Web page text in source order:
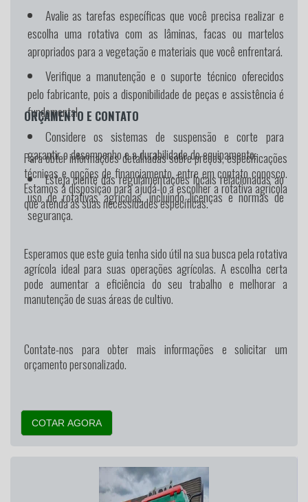
Avalie as tarefas específicas que você precisa realizar e
escolha uma rotativa com as lâminas, facas ou martelos
apropriados para a vegetação e materiais que você enfrentará.
Verifique a manutenção e o suporte técnico oferecidos
pelo fabricante, pois a disponibilidade de peças e assistência é
fundamental.
Considere os sistemas de suspensão e corte para
garantir o desempenho e a durabilidade do equipamento.
Esteja ciente das regulamentações locais relacionadas ao
uso de rotativas agrícolas, incluindo licenças e normas de
segurança.
ORÇAMENTO E CONTATO
Para obter informações detalhadas sobre preços, especificações
técnicas e opções de financiamento, entre em contato conosco.
Estamos à disposição para ajudá-lo a escolher a rotativa agrícola
que atenda às suas necessidades específicas.
Esperamos que este guia tenha sido útil na sua busca pela rotativa
agrícola ideal para suas operações agrícolas. A escolha certa
pode aumentar a eficiência do seu trabalho e melhorar a
manutenção de suas áreas de cultivo.
Contate-nos para obter mais informações e solicitar um
orçamento personalizado.
COTAR AGORA